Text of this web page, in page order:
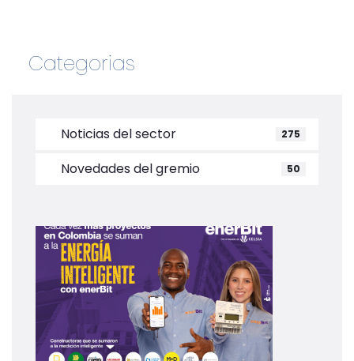
Categorias
Noticias del sector 275
Novedades del gremio 50